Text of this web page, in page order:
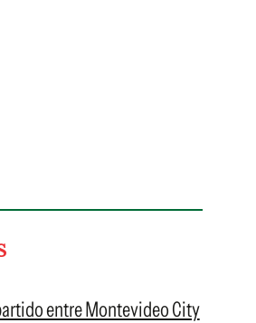
entre Montevideo City